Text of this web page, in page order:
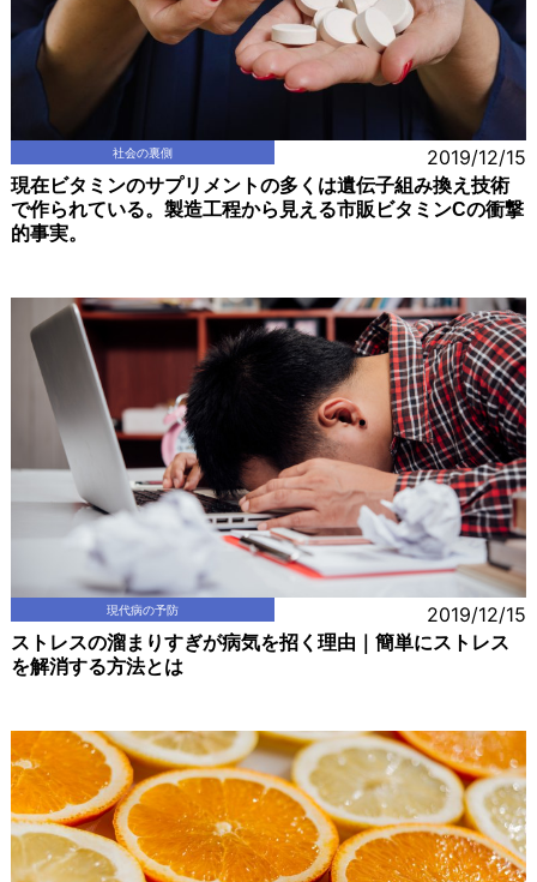
社会の裏側 2019/12/15
現在ビタミンのサプリメントの多くは遺伝子組み換え技術
で作られている。製造工程から見える市販ビタミンCの衝撃
的事実。
現代病の予防 2019/12/15
ストレスの溜まりすぎが病気を招く理由｜簡単にストレス
を解消する方法とは